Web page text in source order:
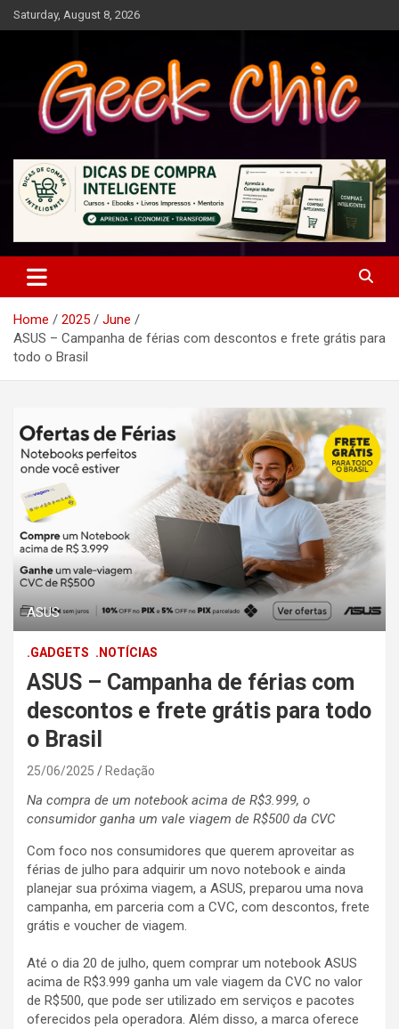
Skip
to
Saturday, August 8, 2026
Geek Chic
Home 2025
June
ASUS – Campanha de férias com descontos e frete grátis para
todo o Brasil
ASUS
.GADGETS .NOTÍCIAS
ASUS – Campanha de férias com
descontos e frete grátis para todo
o Brasil
25/06/2025 Redação
Na compra de um notebook acima de R$3.999, o
consumidor ganha um vale viagem de R$500 da CVC
Com foco nos consumidores que querem aproveitar as
férias de julho para adquirir um novo notebook e ainda
planejar sua próxima viagem, a ASUS, preparou uma nova
campanha, em parceria com a CVC, com descontos, frete
grátis e voucher de viagem.
Até o dia 20 de julho, quem comprar um notebook ASUS
acima de R$3.999 ganha um vale viagem da CVC no valor
de R$500, que pode ser utilizado em serviços e pacotes
oferecidos pela operadora. Além disso, a marca oferece